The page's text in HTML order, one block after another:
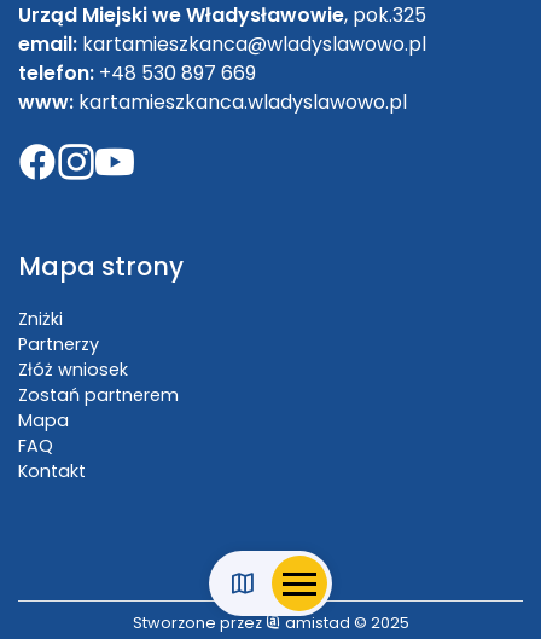
Urząd Miejski we Władysławowie, pok.325
email: kartamieszkanca@wladyslawowo.pl
telefon: +48 530 897 669
www: kartamieszkanca.wladyslawowo.pl
Mapa strony
Zniżki
Partnerzy
Złóż wniosek
Zostań partnerem
Mapa
FAQ
Kontakt
Stworzone przez amistad © 2025